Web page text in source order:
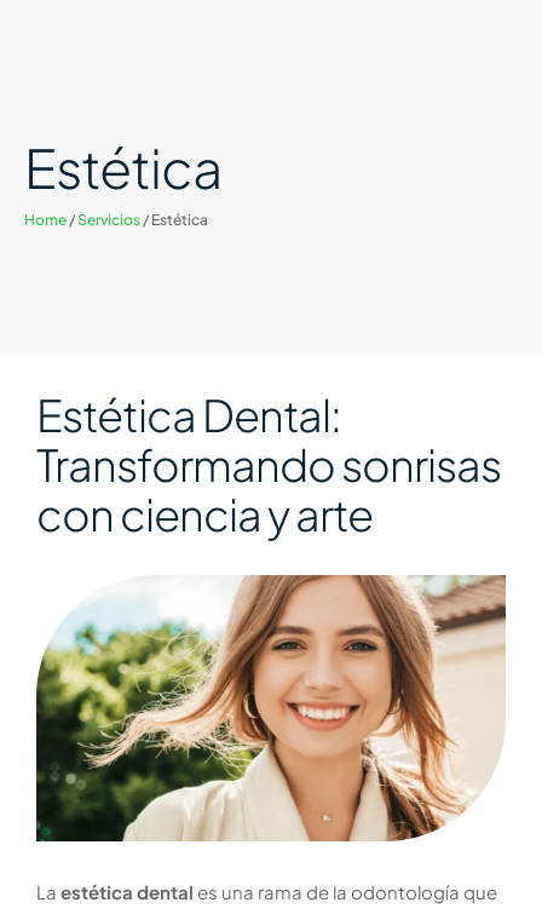
Estética
Home /Servicios / Estética
Estética Dental:
Transformando sonrisas
con ciencia y arte
La estética dental es una rama de la odontología que